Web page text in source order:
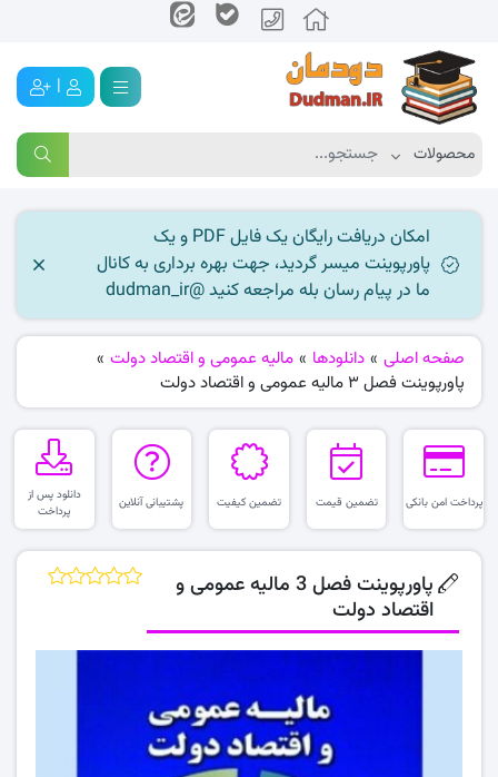
|
امکان دریافت رایگان یک فایل PDF و یک
پاورپوینت میسر گردید، جهت بهره برداری به کانال
ما در پیام رسان بله مراجعه کنید @dudman_ir
صفحه اصلی » دانلودها » مالیه عمومی و اقتصاد دولت »
پاورپوینت فصل 3 مالیه عمومی و اقتصاد دولت
پرداخت امن بانکی تضمین قیمت تضمین کیفیت پشتیبانی آنلاین
دانلود پس از
پرداخت
پاورپوینت فصل 3 مالیه عمومی و
اقتصاد دولت